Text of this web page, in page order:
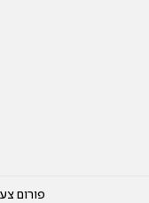
פורום